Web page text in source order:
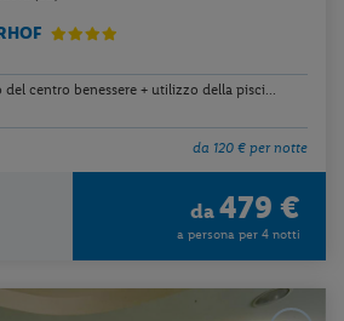
centro benessere + utilizzo della pisci...
da 120 € per notte
da 479 €
a persona per 4 notti